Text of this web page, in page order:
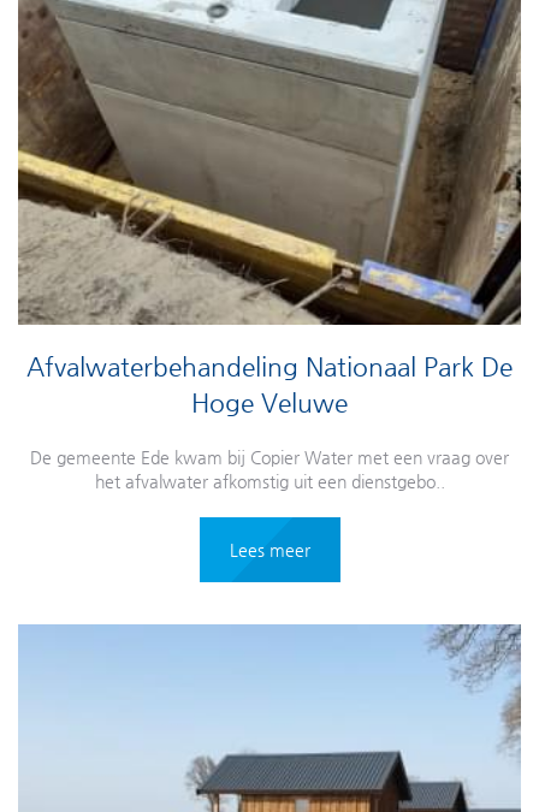
Afvalwaterbehandeling Nationaal Park De
Hoge Veluwe
De gemeente Ede kwam bij Copier Water met een vraag over
het afvalwater afkomstig uit een dienstgebo..
Lees meer